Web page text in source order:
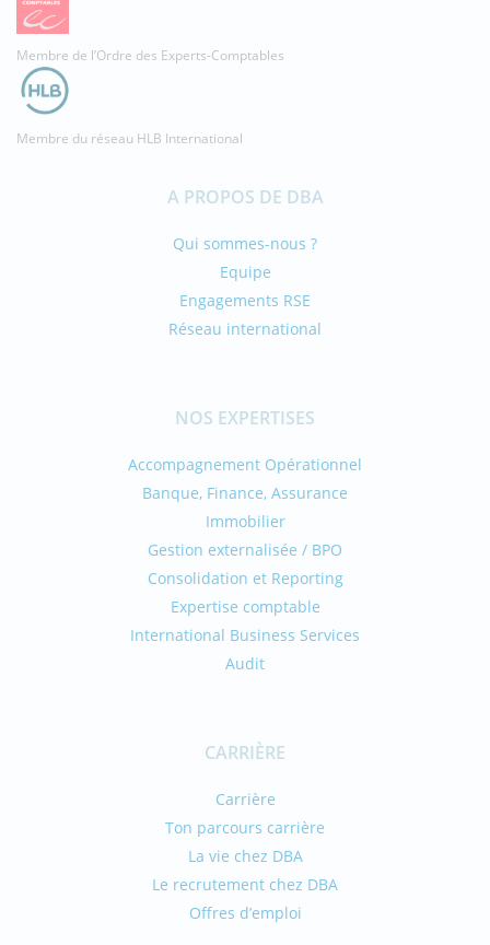
Membre de l’Ordre des Experts-Comptables
Membre du réseau HLB International
A PROPOS DE DBA
Qui sommes-nous ?
Equipe
Engagements RSE
Réseau international
NOS EXPERTISES
Accompagnement Opérationnel
Banque, Finance, Assurance
Immobilier
Gestion externalisée / BPO
Consolidation et Reporting
Expertise comptable
International Business Services
Audit
CARRIÈRE
Carrière
Ton parcours carrière
La vie chez DBA
Le recrutement chez DBA
Offres d’emploi